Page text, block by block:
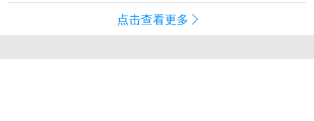
点击查看更多